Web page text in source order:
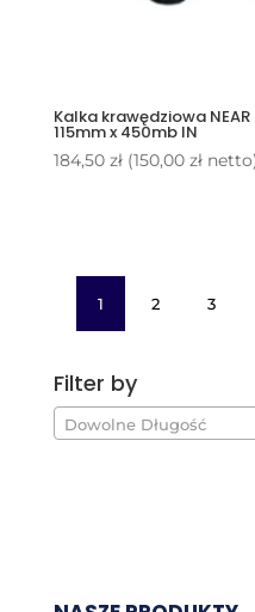
Kalka krawędziowa
115mm x 450mb IN
184,50 zł (150,00 złnetto)
1 2 3
Filter by
Dowolne Długość